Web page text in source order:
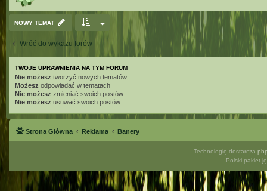
NOWY TEMAT
Wróć do wykazu forów
TWOJE UPRAWNIENIA NA TYM FORUM
Nie możesz tworzyć nowych tematów
Możesz odpowiadać w tematach
Nie możesz zmieniać swoich postów
Nie możesz usuwać swoich postów
Strona Główna Reklama Banery
Technologię dostarcza
Polski pakiet